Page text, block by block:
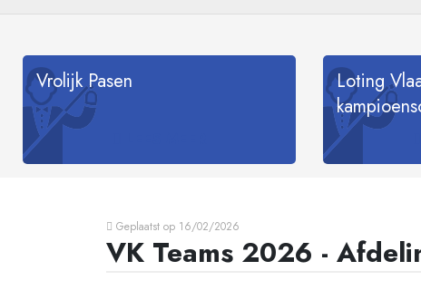
Vrolijk Pasen
Loting
Geplaatst op 16/02/2026
VK Teams 2026 -